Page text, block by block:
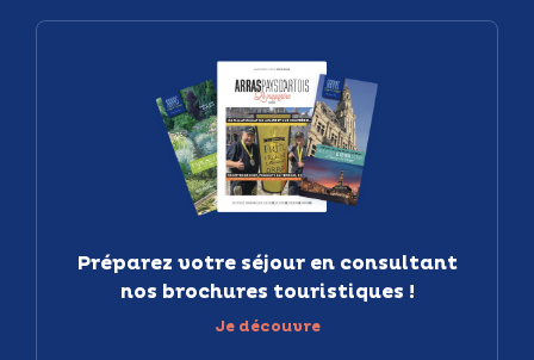
Préparez votre séjour en consultant
nos brochures touristiques !
Je découvre